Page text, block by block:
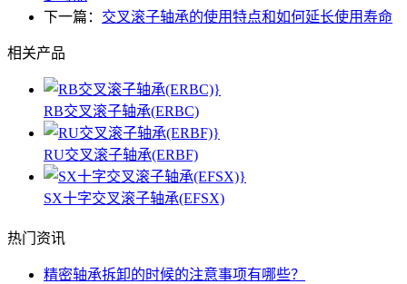
下一篇： 交叉滚子轴承的使用特点和如何延长使用寿命
相关产品
RB交叉滚子轴承(ERBC)
RU交叉滚子轴承(ERBF)
SX十字交叉滚子轴承(EFSX)
热门资讯
精密轴承拆卸的时候的注意事项有哪些？